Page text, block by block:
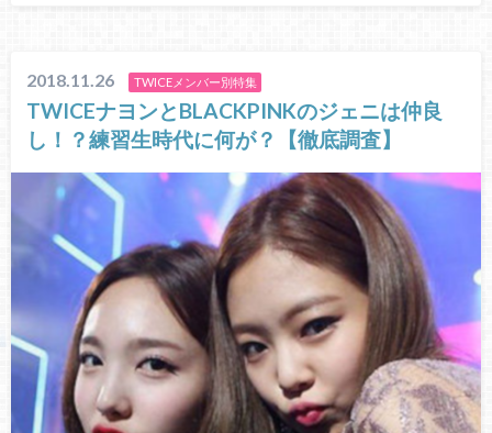
2018.11.26 TWICEメンバー別特集
TWICEナヨンとBLACKPINKのジェニは仲良
し！？練習生時代に何が？【徹底調査】